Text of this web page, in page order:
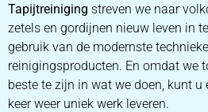
ZETEL REINIGEN DOOR
PROFESSIONALS
PRIJZEN
Tapijtreiniging streven we naar
zetels en gordijnen nieuw leven in
gebruik van de modernste
reinigingsproducten. En omdat we
beste te zijn in wat we doen, kunt u
keer weer uniek werk leveren.